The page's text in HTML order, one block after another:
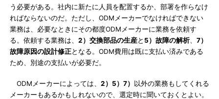
う必要がある。社内に新たに人員を配置するか、部署を作らなけ
ればならないのだ。ただし、ODMメーカーでなければできない
業務は、必要なときにその都度ODMメーカーに業務を依頼す
る。依頼する業務は、 2）交換部品の生産と 5）故障の解析、 7）
故障原因の設計修正となる。ODM費用は既に支払い済みである
ため、別途の支払いが必要だ。
ODMメーカーによっては、 2）5）7）
以外の業務もしてくれる
メーカーもあるかもしれないので、選定時に聞いておくとよい。